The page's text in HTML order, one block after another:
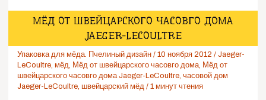
МЁД ОТ ШВЕЙЦАРСКОГО ЧАСОВГО ДОМА
JAEGER-LECOULTRE
Упаковка для мёда. Пчелиный дизайн /10 ноября 2012 /Jaeger-
LeCoultre ,мёд Мёд от швейцарского часовго дома Мёд от
швейцарского часовго дома Jaeger-LeCoultre ,часовой дом
Jaeger-LeCoultre ,швейцарский мёд /1 минут чтения